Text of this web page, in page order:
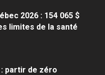
2026 : 154 065 $
limites de la santé
partir de zéro